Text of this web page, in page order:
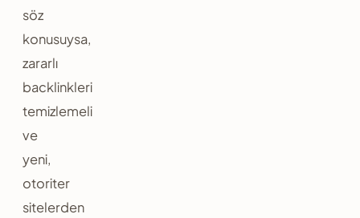
söz
konusuysa,
zararlı
backlinkleri
temizlemeli
ve
yeni,
otoriter
sitelerden